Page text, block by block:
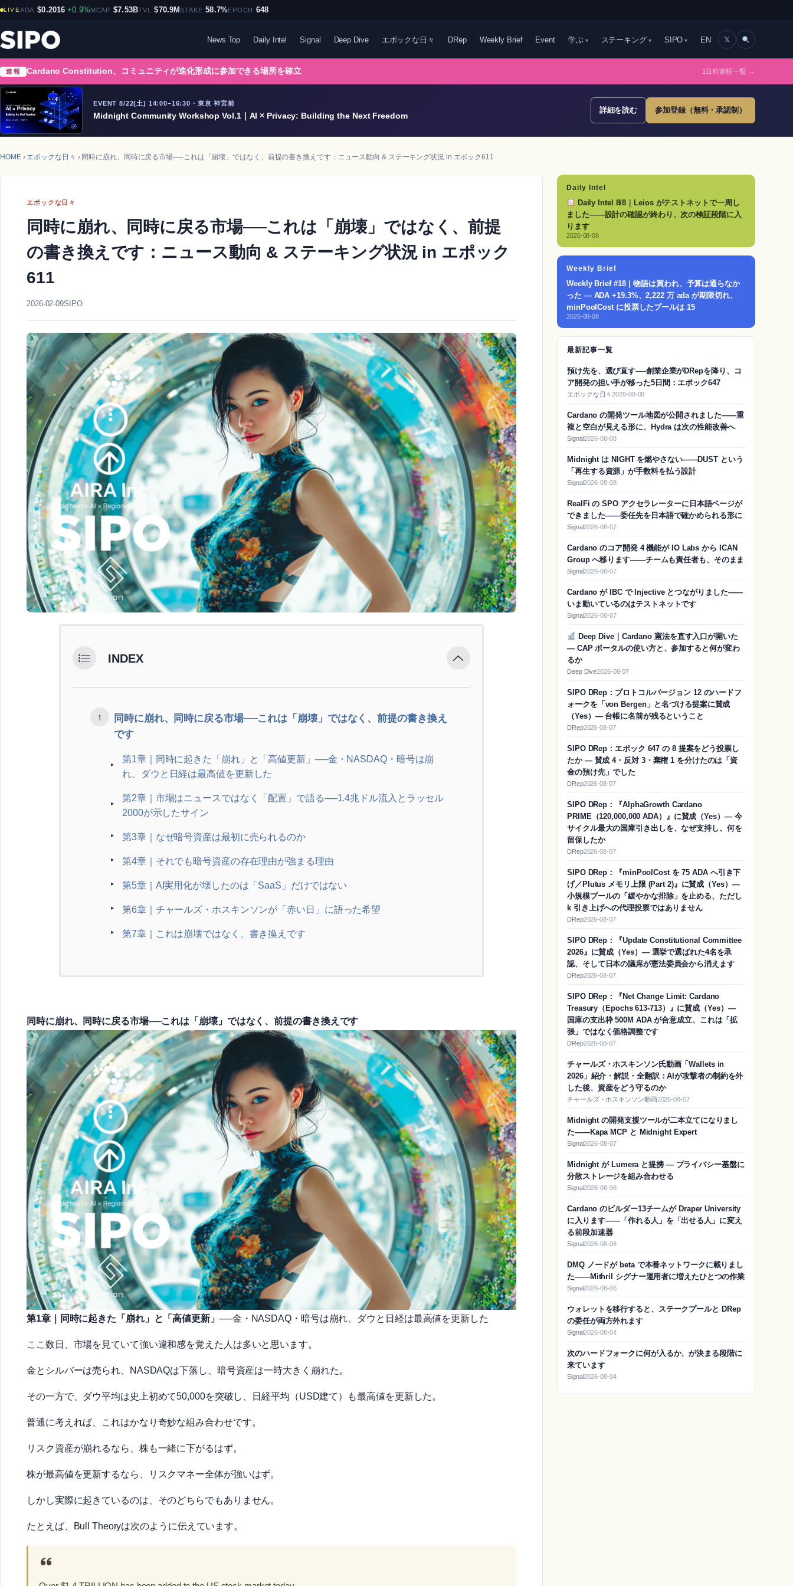
LIVEADA $0.2016 +0.9%MCAP $7.53BTVL $70.9MSTAKE 58.7%EPOCH 648
News Top Daily Intel Signal Deep Dive エポックな日々 DRep Weekly Brief Event 学ぶ ステーキング SIPO EN 𝕏
速報 Cardano Constitution、コミュニティが進化形成に参加できる場所を確立 1日前速報一覧 →
EVENT 8/22(土) 14:00–16:30・東京 神宮前
Midnight Community Workshop Vol.1｜AI × Privacy: Building the Next Freedom
詳細を読む 参加登録（無料・承認制）
HOME› エポックな日々 › 同時に崩れ、同時に戻る市場──これは「崩壊」ではなく、前提の書き換えです：ニュース動向 & ステーキング状況 in エポック611
エポックな日々
同時に崩れ、同時に戻る市場──これは「崩壊」ではなく、前提
の書き換えです：ニュース動向 & ステーキング状況 in エポック
611
2026-02-09SIPO
INDEX
同時に崩れ、同時に戻る市場──これは「崩壊」ではなく、前提の書き換え
です
第1章｜同時に起きた「崩れ」と「高値更新」──金・NASDAQ・暗号は崩
れ、ダウと日経は最高値を更新した
第2章｜市場はニュースではなく「配置」で語る──1.4兆ドル流入とラッセル
2000が示したサイン
第3章｜なぜ暗号資産は最初に売られるのか
第4章｜それでも暗号資産の存在理由が強まる理由
第5章｜AI実用化が壊したのは「SaaS」だけではない
第6章｜チャールズ・ホスキンソンが「赤い日」に語った希望
第7章｜これは崩壊ではなく、書き換えです
同時に崩れ、同時に戻る市場──これは「崩壊」ではなく、前提の書き換えです
第1章｜同時に起きた「崩れ」と「高値更新」 ──金・NASDAQ・暗号は崩れ、ダウと日経は最高値を更新した
ここ数日、市場を見ていて強い違和感を覚えた人は多いと思います。
金とシルバーは売られ、NASDAQは下落し、暗号資産は一時大きく崩れた。
その一方で、ダウ平均は史上初めて50,000を突破し、日経平均（USD建て）も最高値を更新した。
普通に考えれば、これはかなり奇妙な組み合わせです。
リスク資産が崩れるなら、株も一緒に下がるはず。
株が最高値を更新するなら、リスクマネー全体が強いはず。
しかし実際に起きているのは、そのどちらでもありません。
たとえば、Bull Theoryは次のように伝えています。
Daily Intel
Daily Intel 8/8｜Leios がテストネットで一周し
ました——設計の確認が終わり、次の検証段階に入
ります
2026-08-08
Weekly Brief
Weekly Brief #18｜物語は買われ、予算は通らなか
った — ADA +19.3%、2,222 万 ada が期限切れ、
minPoolCost に投票したプールは 15
2026-08-08
最新記事一覧
預け先を、選び直す──創業企業がDRepを降り、コ
ア開発の担い手が移った5日間：エポック647
エポックな日々2026-08-08
Cardano の開発ツール地図が公開されました——重
複と空白が見える形に、Hydra は次の性能改善へ
Signal2026-08-08
Midnight は NIGHT を燃やさない——DUST という
「再生する資源」が手数料を払う設計
Signal2026-08-08
RealFi の SPO アクセラレーターに日本語ページが
できました——委任先を日本語で確かめられる形に
Signal2026-08-07
Cardano のコア開発 4 機能が IO Labs から ICAN
Group へ移ります——チームも責任者も、そのまま
Signal2026-08-07
Cardano が IBC で Injective とつながりました——
いま動いているのはテストネットです
Signal2026-08-07
Deep Dive｜Cardano 憲法を直す入口が開いた
— CAP ポータルの使い方と、参加すると何が変わ
るか
Deep Dive2026-08-07
SIPO DRep：プロトコルバージョン 12 のハードフ
ォークを「von Bergen」と名づける提案に賛成
（Yes）― 台帳に名前が残るということ
DRep2026-08-07
SIPO DRep：エポック 647 の 8 提案をどう投票し
たか ― 賛成 4・反対 3・棄権 1 を分けたのは「資
金の預け先」でした
DRep2026-08-07
SIPO DRep：『AlphaGrowth Cardano
PRIME（120,000,000 ADA）』に賛成（Yes）― 今
サイクル最大の国庫引き出しを、なぜ支持し、何を
留保したか
DRep2026-08-07
SIPO DRep：『minPoolCost を 75 ADA へ引き下
げ／Plutus メモリ上限 (Part 2)』に賛成（Yes）―
小規模プールの「緩やかな排除」を止める、ただし
k 引き上げへの代理投票ではありません
DRep2026-08-07
SIPO DRep：『Update Constitutional Committee
2026』に賛成（Yes）― 選挙で選ばれた4名を承
認、そして日本の議席が憲法委員会から消えます
DRep2026-08-07
SIPO DRep：『Net Change Limit: Cardano
Treasury（Epochs 613-713）』に賛成（Yes）―
国庫の支出枠 500M ADA が合意成立、これは「拡
張」ではなく価格調整です
DRep2026-08-07
チャールズ・ホスキンソン氏動画「Wallets in
2026」紹介・解説・全翻訳：AIが攻撃者の制約を外
した後、資産をどう守るのか
チャールズ・ホスキンソン動画2026-08-07
Midnight の開発支援ツールが二本立てになりまし
た——Kapa MCP と Midnight Expert
Signal2026-08-07
Midnight が Lumera と提携 — プライバシー基盤に
分散ストレージを組み合わせる
Signal2026-08-06
Cardano のビルダー13チームが Draper University
に入ります——「作れる人」を「出せる人」に変え
る前段加速器
Signal2026-08-06
DMQ ノードが beta で本番ネットワークに載りまし
た——Mithril シグナー運用者に増えたひとつの作業
Signal2026-08-06
ウォレットを移行すると、ステークプールと DRep
の委任が両方外れます
Signal2026-08-04
次のハードフォークに何が入るか、が決まる段階に
来ています
Signal2026-08-04